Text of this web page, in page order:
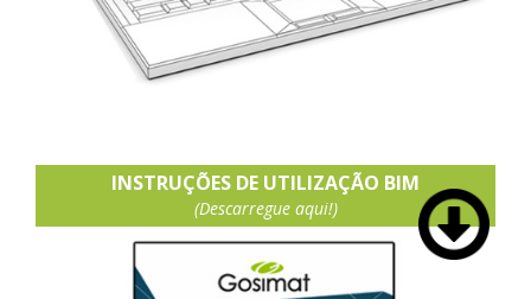
INSTRUÇÕES DE UTILIZAÇÃO BIM
(Descarregue aqui!)